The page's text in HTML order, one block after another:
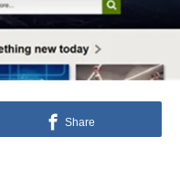
Share